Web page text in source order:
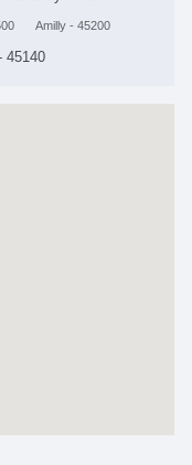
Amilly - 45200
45140